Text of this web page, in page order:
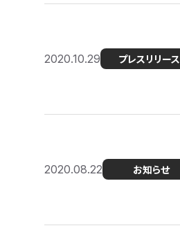
2020.10.29 プレスリリース
2020.08.22 お知らせ